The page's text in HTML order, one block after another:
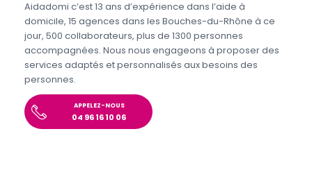
Aidadomi c’est 13 ans d’expérience dans l’aide à
domicile, 15 agences dans les Bouches-du-Rhône à ce
jour, 500 collaborateurs, plus de 1300 personnes
accompagnées. Nous nous engageons à proposer des
services adaptés et personnalisés aux besoins des
personnes.
APPELEZ-NOUS
04 96 16 10 06